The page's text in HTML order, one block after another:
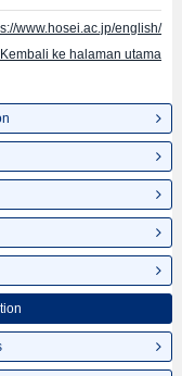
seperti kuota
masuk mahasiswa(i)
www.hosei.ac.jp/english/
ke halaman utama